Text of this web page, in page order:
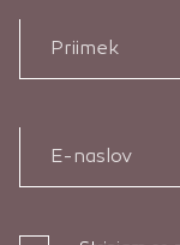
Priimek
E-naslov